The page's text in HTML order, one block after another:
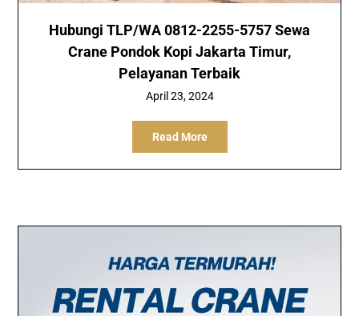
Hubungi TLP/WA 0812-2255-5757 Sewa
Crane Pondok Kopi Jakarta Timur,
Pelayanan Terbaik
April 23, 2024
Read More